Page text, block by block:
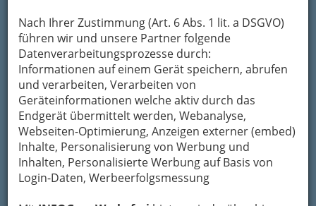
Nach Ihrer Zustimmung (Art. 6 Abs. 1 lit. a DSGVO)
führen wir und unsere Partner folgende
Datenverarbeitungsprozesse durch:
Informationen auf einem Gerät speichern, abrufen
und verarbeiten, Verarbeiten von
Geräteinformationen welche aktiv durch das
Endgerät übermittelt werden, Webanalyse,
Webseiten-Optimierung, Anzeigen externer (embed)
Inhalte, Personalisierung von Werbung und
Inhalten, Personalisierte Werbung auf Basis von
Login-Daten, Werbeerfolgsmessung
Es ist so fad in der Provinz: Mit Architekt Mark
Blaschitz („SPLITTERWERK“) im Gleisdorfer „Drive
in Wurm“